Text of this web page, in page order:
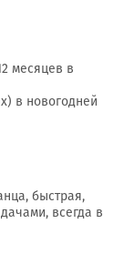
месяцев в
в новогодней
быстрая,
всегда в